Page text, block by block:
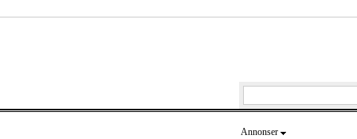
Annonser